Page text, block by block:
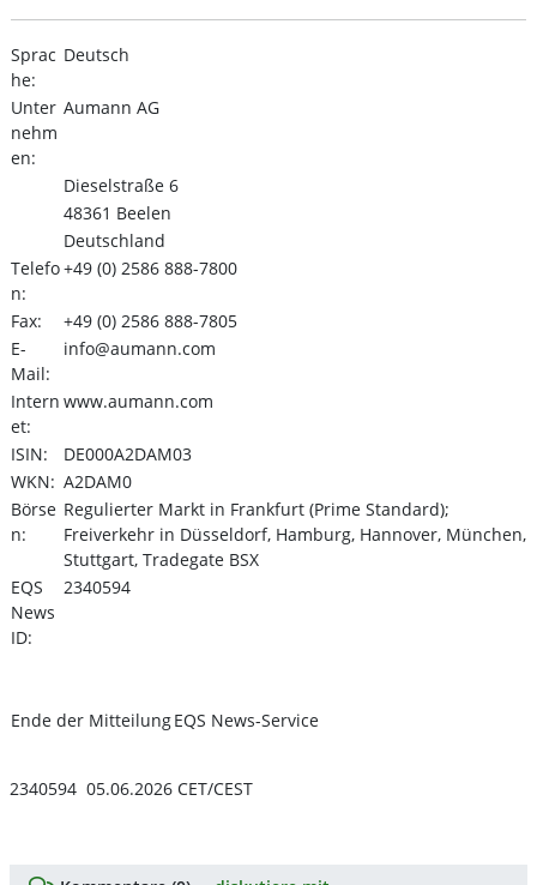
Sprac
he:
Deutsch
Unter
nehm
en:
Aumann AG
Dieselstraße 6
48361 Beelen
Deutschland
Telefo
n:
+49 (0) 2586 888-7800
Fax:
+49 (0) 2586 888-7805
E-
Mail:
info@aumann.com
Intern
et:
www.aumann.com
ISIN:
DE000A2DAM03
WKN: A2DAM0
Börse
n:
Regulierter Markt in Frankfurt (Prime Standard);
Freiverkehr in Düsseldorf, Hamburg, Hannover, München,
Stuttgart, Tradegate BSX
EQS
News
ID:
2340594
Ende der MitteilungEQS News-Service
2340594 05.06.2026 CET/CEST